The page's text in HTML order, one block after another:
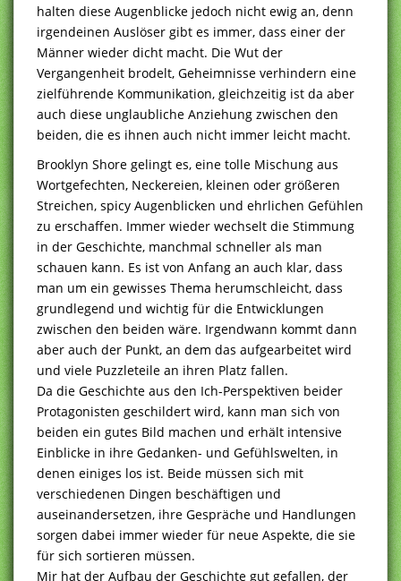
halten diese Augenblicke jedoch nicht ewig an, denn
irgendeinen Auslöser gibt es immer, dass einer der
Männer wieder dicht macht. Die Wut der
Vergangenheit brodelt, Geheimnisse verhindern eine
zielführende Kommunikation, gleichzeitig ist da aber
auch diese unglaubliche Anziehung zwischen den
beiden, die es ihnen auch nicht immer leicht macht.
Brooklyn Shore gelingt es, eine tolle Mischung aus
Wortgefechten, Neckereien, kleinen oder größeren
Streichen, spicy Augenblicken und ehrlichen Gefühlen
zu erschaffen. Immer wieder wechselt die Stimmung
in der Geschichte, manchmal schneller als man
schauen kann. Es ist von Anfang an auch klar, dass
man um ein gewisses Thema herumschleicht, dass
grundlegend und wichtig für die Entwicklungen
zwischen den beiden wäre. Irgendwann kommt dann
aber auch der Punkt, an dem das aufgearbeitet wird
und viele Puzzleteile an ihren Platz fallen.
Da die Geschichte aus den Ich-Perspektiven beider
Protagonisten geschildert wird, kann man sich von
beiden ein gutes Bild machen und erhält intensive
Einblicke in ihre Gedanken- und Gefühlswelten, in
denen einiges los ist. Beide müssen sich mit
verschiedenen Dingen beschäftigen und
auseinandersetzen, ihre Gespräche und Handlungen
sorgen dabei immer wieder für neue Aspekte, die sie
für sich sortieren müssen.
Mir hat der Aufbau der Geschichte gut gefallen, der